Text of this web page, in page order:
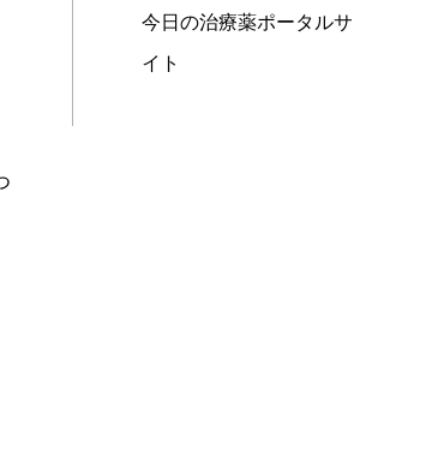
今日の治療薬ポータルサ
イト